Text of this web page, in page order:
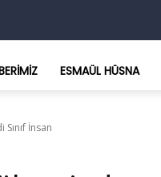
ESMAÜL HÜSNA
İnsan